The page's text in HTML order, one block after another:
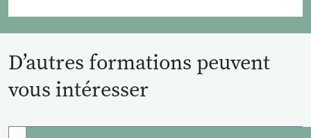
D’autres formations peuvent
vous intéresser